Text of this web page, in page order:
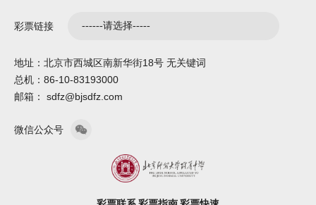
彩票链接
地址：北京市西城区南新华街18号 无关键词
总机：86-10-83193000
邮箱： sdfz@bjsdfz.com
微信公众号